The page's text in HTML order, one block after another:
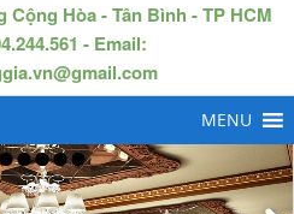
Hòa - Tân Bình - TP HCM
- Email: